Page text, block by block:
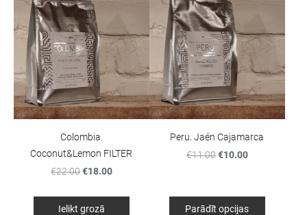
Colombia.
Coconut&Lemon FILTER
€22.00€18.00
Ielikt grozā
Peru. Jaén Cajamarca
€11.00€10.00
Parādīt opcijas